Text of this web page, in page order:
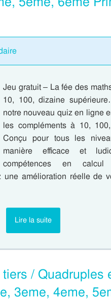
Jeu gratuit – La fée des
10, 100, dizaine
notre nouveau quiz en ligne
les compléments à 10,
Conçu pour tous les
manière efficace et
compétences en calcul
une amélioration réelle de
Lire la suite
/ Quadruples
3eme, 4eme,